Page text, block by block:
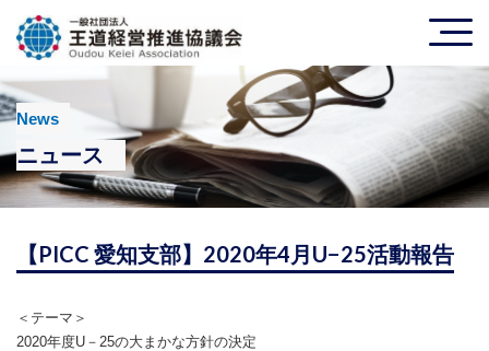
News
ニュース
【PICC 愛知支部】2020年4月U−25活動報告
＜テーマ＞
2020年度U－25の大まかな方針の決定